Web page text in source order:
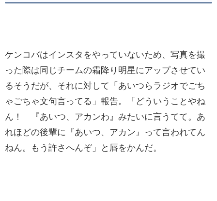
ケンコバはインスタをやっていないため、写真を撮
った際は同じチームの霜降り明星にアップさせてい
るそうだが、それに対して「あいつらラジオでごち
ゃごちゃ文句言ってる」報告。「どういうことやね
ん！ 『あいつ、アカンわ』みたいに言うてて。あ
れほどの後輩に『あいつ、アカン』って言われてん
ねん。もう許さへんぞ」と唇をかんだ。